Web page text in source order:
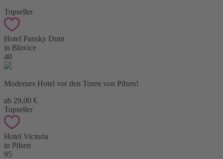
Topseller
Hotel Pansky Dum
in Blovice
40
Modernes Hotel vor den Toren von Pilsen!
ab 29,00 €
Topseller
Hotel Victoria
in Pilsen
95